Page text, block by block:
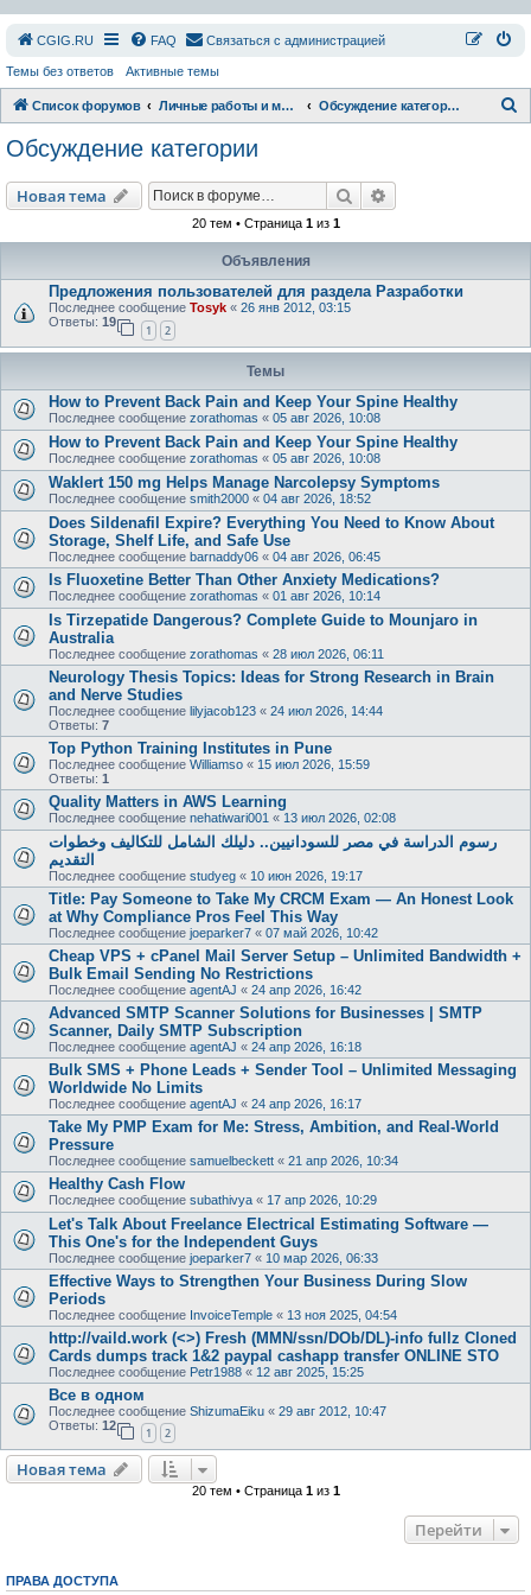
СGIG.RU FAQ Связаться с администрацией
Темы без ответов Активные темы
Список форумов Личные работы и модификации Обсуждение категории
Обсуждение категории
Новая тема Поиск
20 тем • Страница 1из 1
Объявления
Предложения пользователей для раздела Разработки
Последнее сообщение Tosyk « 26 янв 2012, 03:15
Ответы: 19
1 2
Темы
How to Prevent Back Pain and Keep Your Spine Healthy
Последнее сообщение zorathomas « 05 авг 2026, 10:08
How to Prevent Back Pain and Keep Your Spine Healthy
Последнее сообщение zorathomas « 05 авг 2026, 10:08
Waklert 150 mg Helps Manage Narcolepsy Symptoms
Последнее сообщение smith2000 « 04 авг 2026, 18:52
Does Sildenafil Expire? Everything You Need to Know About
Storage, Shelf Life, and Safe Use
Последнее сообщение barnaddy06 « 04 авг 2026, 06:45
Is Fluoxetine Better Than Other Anxiety Medications?
Последнее сообщение zorathomas « 01 авг 2026, 10:14
Is Tirzepatide Dangerous? Complete Guide to Mounjaro in
Australia
Последнее сообщение zorathomas « 28 июл 2026, 06:11
Neurology Thesis Topics: Ideas for Strong Research in Brain
and Nerve Studies
Последнее сообщение lilyjacob123 « 24 июл 2026, 14:44
Ответы: 7
Top Python Training Institutes in Pune
Последнее сообщение Williamso « 15 июл 2026, 15:59
Ответы: 1
Quality Matters in AWS Learning
Последнее сообщение nehatiwari001 « 13 июл 2026, 02:08
رسوم الدراسة في مصر للسودانيين.. دليلك الشامل للتكاليف وخطوات
التقديم
Последнее сообщение studyeg « 10 июн 2026, 19:17
Title: Pay Someone to Take My CRCM Exam — An Honest Look
at Why Compliance Pros Feel This Way
Последнее сообщение joeparker7 « 07 май 2026, 10:42
Cheap VPS + cPanel Mail Server Setup – Unlimited Bandwidth +
Bulk Email Sending No Restrictions
Последнее сообщение agentAJ « 24 апр 2026, 16:42
Advanced SMTP Scanner Solutions for Businesses | SMTP
Scanner, Daily SMTP Subscription
Последнее сообщение agentAJ « 24 апр 2026, 16:18
Bulk SMS + Phone Leads + Sender Tool – Unlimited Messaging
Worldwide No Limits
Последнее сообщение agentAJ « 24 апр 2026, 16:17
Take My PMP Exam for Me: Stress, Ambition, and Real-World
Pressure
Последнее сообщение samuelbeckett « 21 апр 2026, 10:34
Healthy Cash Flow
Последнее сообщение subathivya « 17 апр 2026, 10:29
Let's Talk About Freelance Electrical Estimating Software —
This One's for the Independent Guys
Последнее сообщение joeparker7 « 10 мар 2026, 06:33
Effective Ways to Strengthen Your Business During Slow
Periods
Последнее сообщение InvoiceTemple « 13 ноя 2025, 04:54
http://vaild.work (<>) Fresh (MMN/ssn/DOb/DL)-info fullz Cloned
Cards dumps track 1&2 paypal cashapp transfer ONLINE STO
Последнее сообщение Petr1988 « 12 авг 2025, 15:25
Все в одном
Последнее сообщение ShizumaEiku « 29 авг 2012, 10:47
Ответы: 12
1 2
Новая тема
20 тем • Страница 1из 1
Перейти
ПРАВА ДОСТУПА